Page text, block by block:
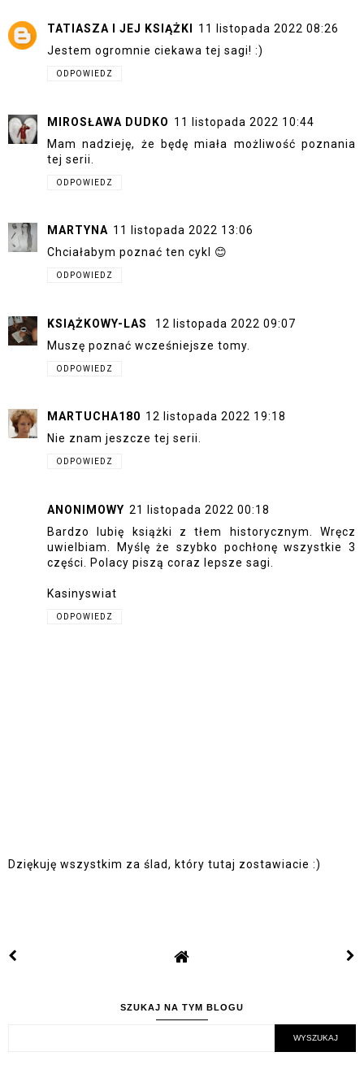
TATIASZA I JEJ KSIĄŻKI
11 listopada 2022 08:26
Jestem ogromnie ciekawa tej sagi! :)
ODPOWIEDZ
MIROSŁAWA DUDKO 11 listopada 2022 10:44
Mam nadzieję, że będę miała możliwość poznania
tej serii.
ODPOWIEDZ
MARTYNA 11 listopada 2022 13:06
Chciałabym poznać ten cykl 😊
ODPOWIEDZ
KSIĄŻKOWY-LAS
12 listopada 2022 09:07
Muszę poznać wcześniejsze tomy.
ODPOWIEDZ
MARTUCHA180 12 listopada 2022 19:18
Nie znam jeszcze tej serii.
ODPOWIEDZ
ANONIMOWY 21 listopada 2022 00:18
Bardzo lubię książki z tłem historycznym. Wręcz
uwielbiam. Myślę że szybko pochłonę wszystkie 3
części. Polacy piszą coraz lepsze sagi.
Kasinyswiat
ODPOWIEDZ
Dziękuję wszystkim za ślad, który tutaj zostawiacie :)
SZUKAJ NA TYM BLOGU